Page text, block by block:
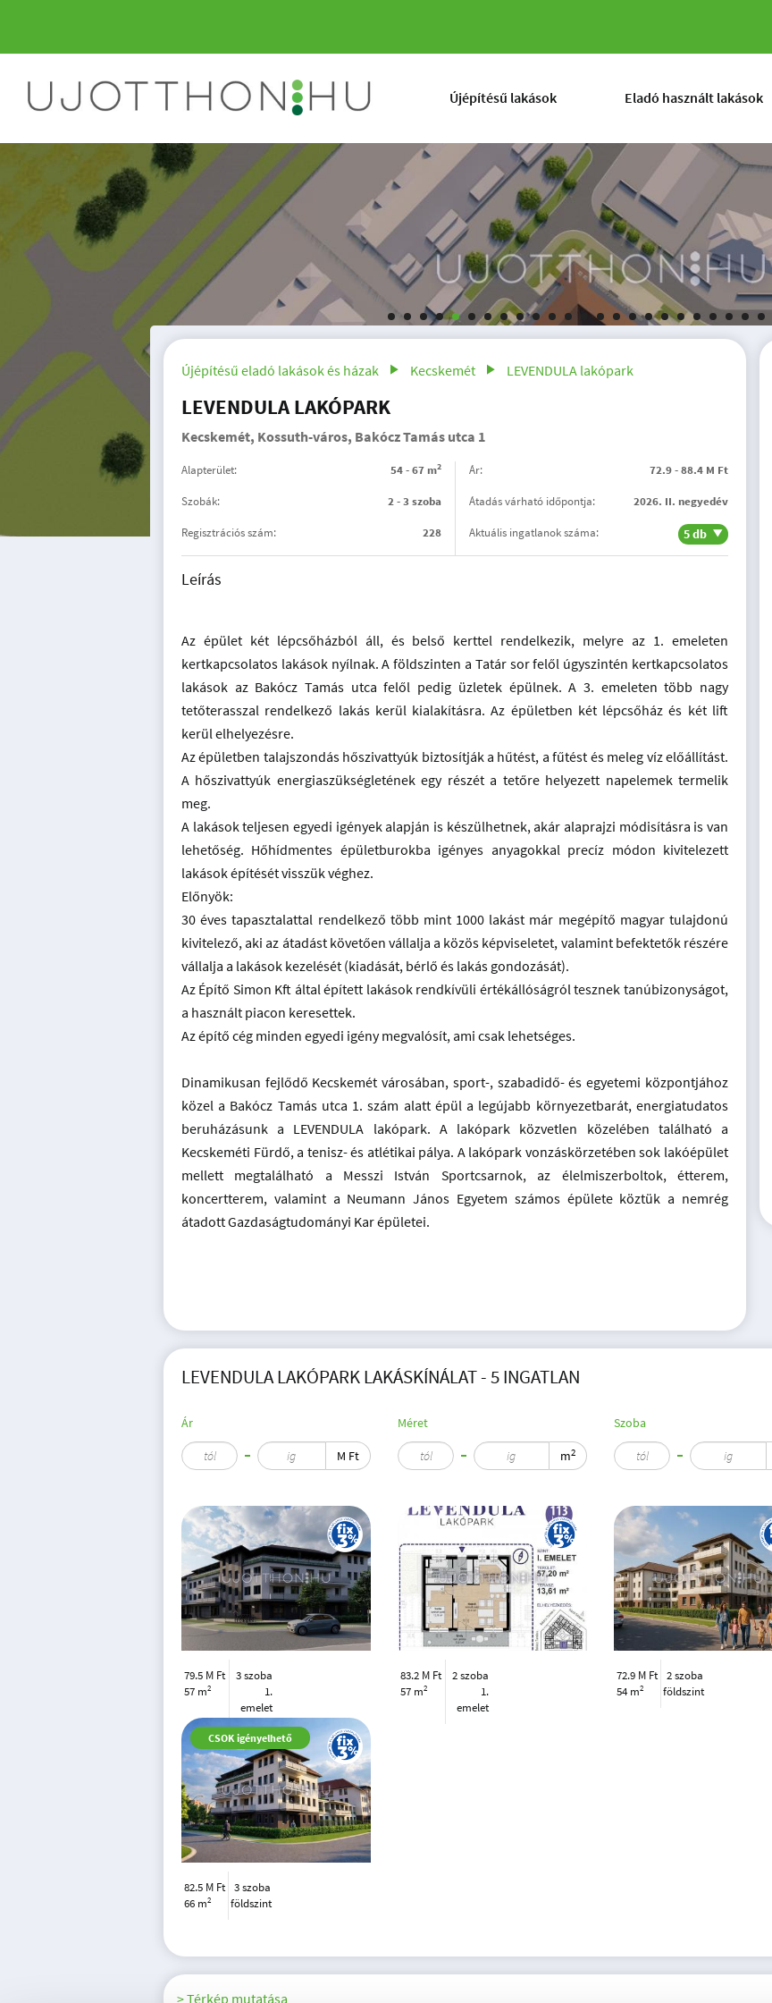
Újépítésű lakások Eladó használt lakások
6000 Kecskemét, Bakócz Tamás utca 1.
Újépítésű eladó lakások és házak Kecskemét LEVENDULA lakópark
LEVENDULA LAKÓPARK
Kecskemét, Kossuth-város, Bakócz Tamás utca 1
Alapterület: 54 - 67 m2 Ár: 72.9 - 88.4 M Ft
Szobák: 2 - 3 szoba Átadás várható időpontja: 2026. II. negyedév
Regisztrációs szám: 228 Aktuális ingatlanok száma: 5 db
Leírás
Az épület két lépcsőházból áll, és belső kerttel rendelkezik, melyre az 1. emeleten
kertkapcsolatos lakások nyílnak. A földszinten a Tatár sor felől úgyszintén kertkapcsolatos
lakások az Bakócz Tamás utca felől pedig üzletek épülnek. A 3. emeleten több nagy
tetőterasszal rendelkező lakás kerül kialakításra. Az épületben két lépcsőház és két lift
kerül elhelyezésre.
Az épületben talajszondás hőszivattyúk biztosítják a hűtést, a fűtést és meleg víz előállítást.
A hőszivattyúk energiaszükségletének egy részét a tetőre helyezett napelemek termelik
meg.
A lakások teljesen egyedi igények alapján is készülhetnek, akár alaprajzi módisításra is van
lehetőség. Hőhídmentes épületburokba igényes anyagokkal precíz módon kivitelezett
lakások építését visszük véghez.
Előnyök:
30 éves tapasztalattal rendelkező több mint 1000 lakást már megépítő magyar tulajdonú
kivitelező, aki az átadást követően vállalja a közös képviseletet, valamint befektetők részére
vállalja a lakások kezelését (kiadását, bérlő és lakás gondozását).
Az Építő Simon Kft által épített lakások rendkívüli értékállóságról tesznek tanúbizonyságot,
a használt piacon keresettek.
Az építő cég minden egyedi igény megvalósít, ami csak lehetséges.
Dinamikusan fejlődő Kecskemét városában, sport-, szabadidő- és egyetemi központjához
közel a Bakócz Tamás utca 1. szám alatt épül a legújabb környezetbarát, energiatudatos
beruházásunk a LEVENDULA lakópark. A lakópark közvetlen közelében található a
Kecskeméti Fürdő, a tenisz- és atlétikai pálya. A lakópark vonzáskörzetében sok lakóépület
mellett megtalálható a Messzi István Sportcsarnok, az élelmiszerboltok, étterem,
koncertterem, valamint a Neumann János Egyetem számos épülete köztük a nemrég
átadott Gazdaságtudományi Kar épületei.
LEVENDULA LAKÓPARK LAKÁSKÍNÁLAT - 5 INGATLAN
Ár
M Ft
Méret
m2
Szoba
79.5 M Ft
57 m2
3 szoba
1.
emelet
83.2 M Ft
57 m2
2 szoba
1.
emelet
72.9 M Ft
54 m2
2 szoba
földszint
CSOK igényelhető
82.5 M Ft
66 m2
3 szoba
földszint
> Térkép mutatása